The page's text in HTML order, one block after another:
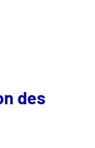
des